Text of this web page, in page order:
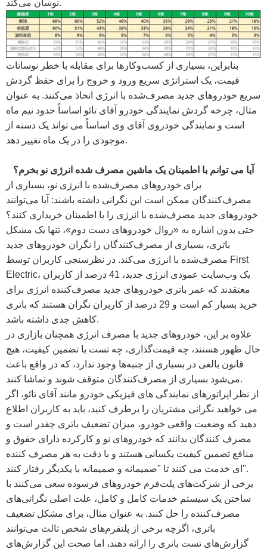
نوسان می‌کند.
بنابراین، بسیاری از کسب‌وکارها برای مقابله با خطر نوسانات
قیمت، یک استراتژی سریع ورود و خروج را برای حفظ گردش
سریع خودروهای جدید مصرف‌شده با انرژی اتخاذ می‌کنند. به عنوان
مثال، چرخه گردش نمایندگی خودرو آقای تائو اساساً حدود نیم ماه
است و نمایندگی خودروی آقای وی اساساً می تواند یک دسته از
موجودی را در یک ماه تغییر دهد.
آیا می توانم با اطمینان یک ماشین مصرف شده انرژی نو بخرم؟
برای خودروهای مصرف‌شده با انرژی نو، بسیاری از
مصرف‌کنندگان ممکن است این نگرانی داشته باشند: آیا می‌توانند
خودروهای جدید مصرف‌شده با انرژی را با اطمینان خریداری کنند؟
حتی بدون اشاره به «روال خودروهای دست دوم»، تنها یک مشکل
باتری، بسیاری از مصرف‌کنندگان را نگران خودروهای جدید
مصرف‌شده با انرژی می‌کند. در نظرسنجی کاربران توسط First
Electric، یک وب‌سایت عمودی انرژی جدید، 41 درصد از کاربران
معتقدند که عمر باتری خودروهای جدید مصرف‌کننده انرژی برای
خرید بسیار کم است و 29 درصد از کاربران نگران هستند که باتری
کاهش جدی داشته باشد.
علاوه بر این، خودروهای جدید با مصرف انرژی همچنان بازاری در
حال ظهور هستند، چه قیمت‌گذاری، چه تست یا تضمین کیفیت، هیچ
قانون بالغی در بسیاری از جنبه‌ها وجود ندارد، که در واقع باعث
می‌شود بسیاری از مصرف‌کنندگان متوقف شوند و تماشا کنند.
از نظر اپراتورهای نمایندگی های فیزیکی خودرو مانند آقای تائو، اگر
می خواهید نگرانی مشتریان را برطرف کنید، باید به کاربران اطلاع
دهید که وضعیت واقعی خودرو، میزان تضعیف باتری چقدر است و
مصرف کنندگان بدانند که خودروهای نو و کارکرده دارای حقوق و
منافع تضمین کیفیت یکسانی هستند و با دقت به هر مصرف کننده
ای خدمت می کنند تا "صمیمانه و صمیمانه با یکدیگر رفتار کنند".
برخی از شرکت‌های پلت‌فرم خودروهای فرسوده سعی می‌کنند با
ساختن یک سیستم خدمات کامل و کامل، علت اصلی نگرانی‌های
مصرف‌کننده را حل کنند. به عنوان مثال، برای مشکل تضعیف
باتری، اگرچه برخی از پلتفرم‌های شخص ثالث می‌توانند
گزارش‌های تست باتری را ارائه دهند، اما صحت این گزارش‌های